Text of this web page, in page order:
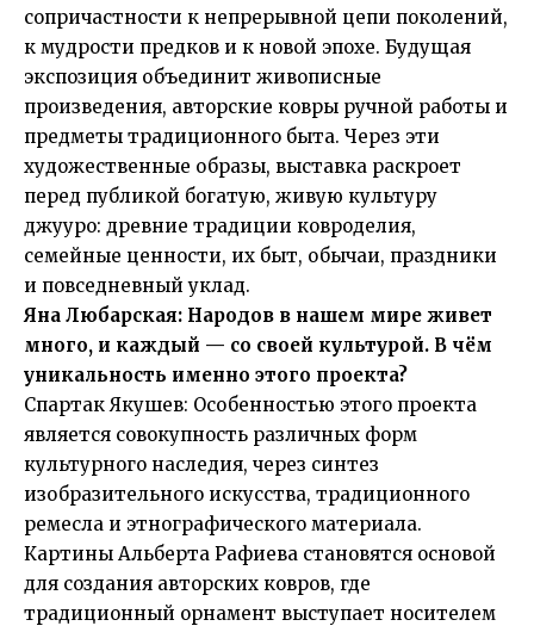
сопричастности к непрерывной цепи поколений,
к мудрости предков и к новой эпохе. Будущaя
экспозиция объединит живописные
произведения, авторские ковры ручной работы и
предметы традиционного быта. Через эти
художественные образы, выставка раскроет
перед публикой богатую, живую культуру
джууро: древние традиции ковроделия,
семейные ценности, их быт, обычaи, праздники
и повседневный уклад.
Яна Любарская: Нaродов в нaшем мире живет
много, и кaждый — со своей культурой. В чём
уникaльность именно этого проектa?
Спартак Якушев: Особенностью этого проекта
является совокупность различных форм
культурного наследия, через синтез
изобразительного искусства, традиционного
ремесла и этнографического материала.
Картины Альберта Рафиева становятся основой
для создания авторских ковров, где
традиционный орнамент выступает носителем